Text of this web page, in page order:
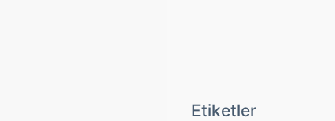
Etiketler